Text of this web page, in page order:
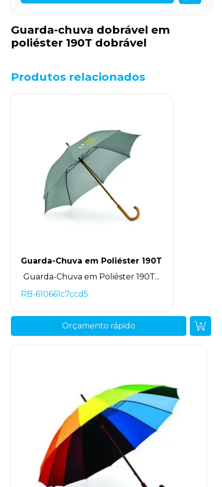
Guarda-chuva dobrável em
poliéster 190T dobrável
Produtos relacionados
Guarda-Chuva em Poliéster 190T
Guarda-Chuva em Poliéster 190T...
RB-610661c7ccd5
Orçamento rápido